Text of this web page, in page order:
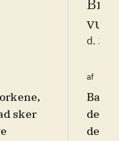
sker
d. 3.
af
det
der,